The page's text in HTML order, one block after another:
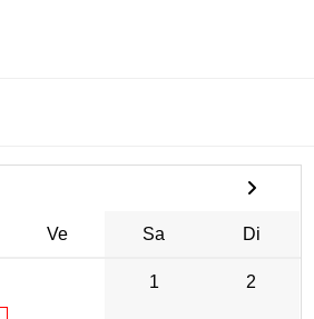
Ve Sa Di
1 2